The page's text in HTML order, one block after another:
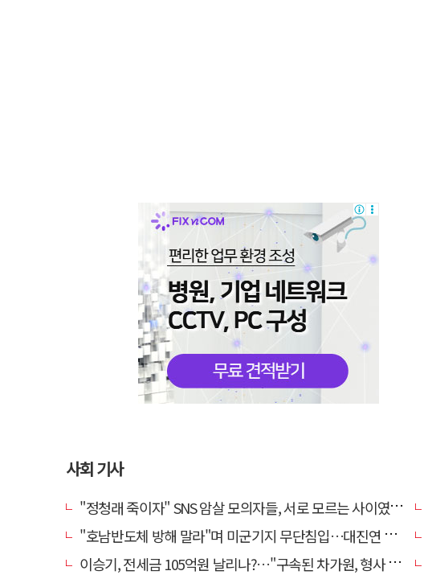
사회 기사
"정청래 죽이자" SNS 암살 모의자들, 서로 모르는 사이였다…檢송치
"호남반도체 방해 말라"며 미군기지 무단침입…대진연 회원 3명 '구속'
이승기, 전세금 105억원 날리나?…"구속된 차가원, 형사 범죄 영역"